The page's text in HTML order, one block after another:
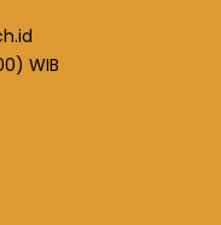
WIB